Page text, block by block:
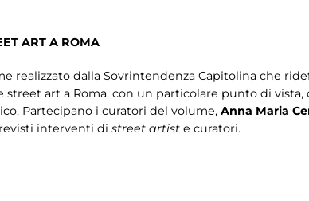
ART A ROMA
realizzato dalla Sovrintendenza Capitolina che
street art a Roma, con un particolare punto di
Partecipano i curatori del volume, Anna Maria
interventi di street artist e curatori.